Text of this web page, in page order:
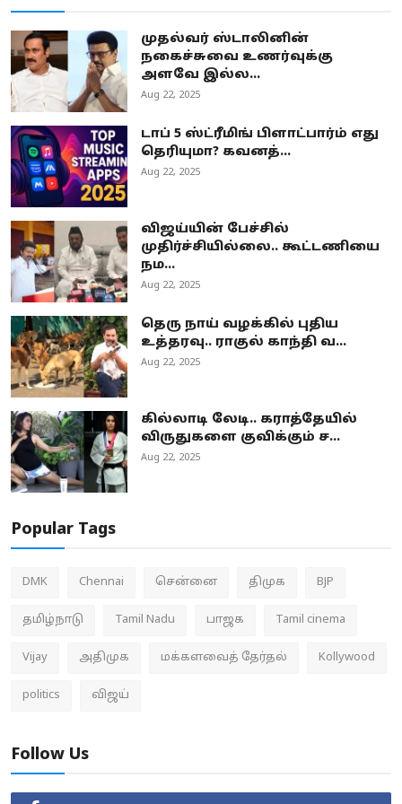
முதல்வர் ஸ்டாலினின்
நகைச்சுவை உணர்வுக்கு
அளவே இல்ல...
Aug 22, 2025
டாப் 5 ஸ்ட்ரீமிங் பிளாட்பார்ம் எது
தெரியுமா? கவனத்...
Aug 22, 2025
விஜய்யின் பேச்சில்
முதிர்ச்சியில்லை.. கூட்டணியை
நம...
Aug 22, 2025
தெரு நாய் வழக்கில் புதிய
உத்தரவு.. ராகுல் காந்தி வ...
Aug 22, 2025
கில்லாடி லேடி.. கராத்தேயில்
விருதுகளை குவிக்கும் ச...
Aug 22, 2025
Popular Tags
DMK Chennai சென்னை திமுக BJP
தமிழ்நாடு Tamil Nadu பாஜக Tamil cinema
Vijay அதிமுக மக்களவைத் தேர்தல் Kollywood
politics விஜய்
Follow Us